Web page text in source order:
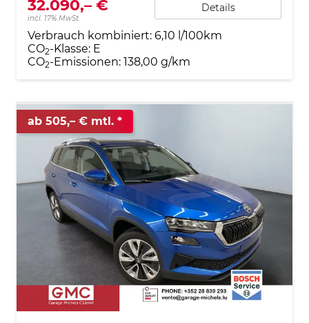
32.090,– €
incl. 17% MwSt.
Details
Verbrauch kombiniert: 6,10 l/100km
CO2-Klasse: E
CO2-Emissionen: 138,00 g/km
ab 505,– € mtl.